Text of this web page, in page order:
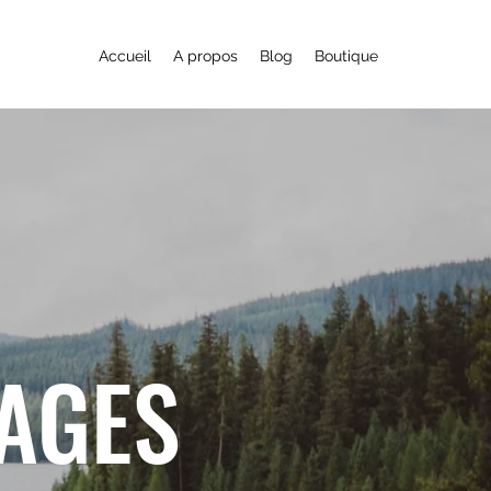
Accueil A propos Blog Boutique